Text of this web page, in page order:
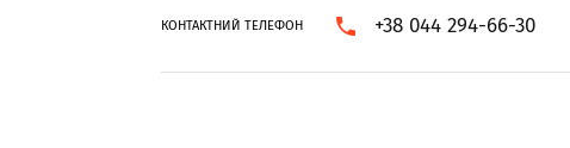
КОНТАКТНИЙ ТЕЛЕФОН +38 044 294-66-30